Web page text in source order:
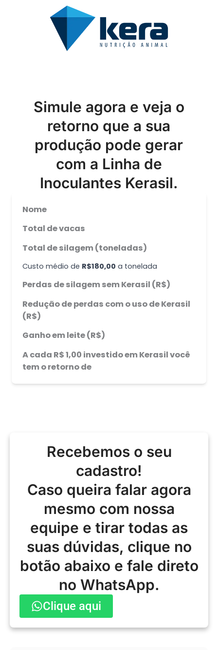
Simule agora e veja o
retorno que a sua
produção pode gerar
com a Linha de
Inoculantes Kerasil.
Nome
Total de vacas
Total de silagem (toneladas)
Custo médio de R$180,00 a tonelada
Perdas de silagem sem Kerasil (R$)
Redução de perdas com o uso de Kerasil
(R$)
Ganho em leite (R$)
A cada R$ 1,00 investido em Kerasil você
tem o retorno de
Recebemos o seu
cadastro!
Caso queira falar agora
mesmo com nossa
equipe e tirar todas as
suas dúvidas, clique no
botão abaixo e fale direto
no WhatsApp.
Clique aqui